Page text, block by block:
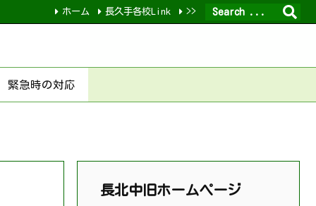
緊急時の対応
ホーム 長久手各校Link >>
長北中旧ホームページ